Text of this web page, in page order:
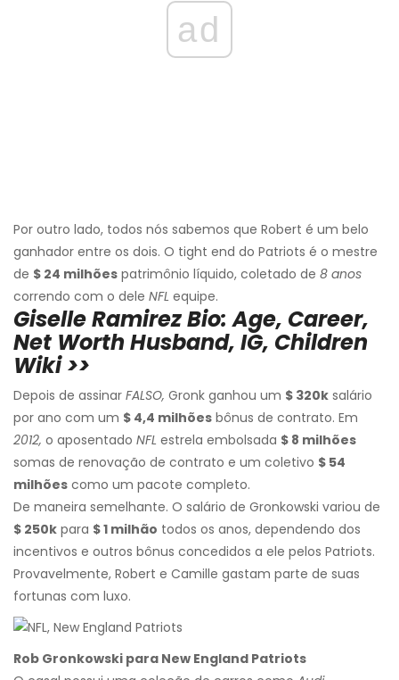
ad
Por outro lado, todos nós sabemos que Robert é um belo
ganhador entre os dois. O tight end do Patriots é o mestre
de $ 24 milhões patrimônio líquido, coletado de 8 anos
correndo com o dele NFL equipe.
Giselle Ramirez Bio: Age, Career,
Net Worth Husband, IG, Children
Wiki >>
Depois de assinar FALSO, Gronk ganhou um $ 320k salário
por ano com um $ 4,4 milhões bônus de contrato. Em
2012, o aposentado NFL estrela embolsada $ 8 milhões
somas de renovação de contrato e um coletivo $ 54
milhões como um pacote completo.
De maneira semelhante. O salário de Gronkowski variou de
$ 250k para $ 1 milhão todos os anos, dependendo dos
incentivos e outros bônus concedidos a ele pelos Patriots.
Provavelmente, Robert e Camille gastam parte de suas
fortunas com luxo.
Rob Gronkowski para New England Patriots